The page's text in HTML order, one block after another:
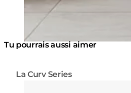
La Curv Series
Tu pourrais aussi aimer
Couleurs: